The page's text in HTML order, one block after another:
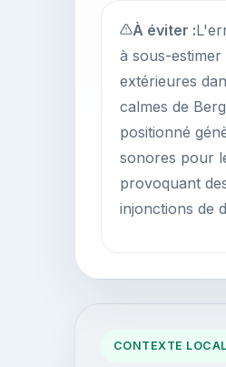
CONTEXTE LOCAL
À éviter :
à sous-
extérieures
calmes de
positionné
sonores pour
provoquant
injonctions de